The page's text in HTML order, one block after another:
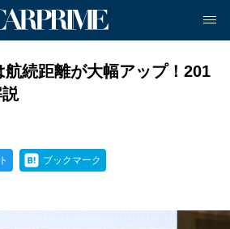
航続距離が大幅アップ！201
ブックマーク